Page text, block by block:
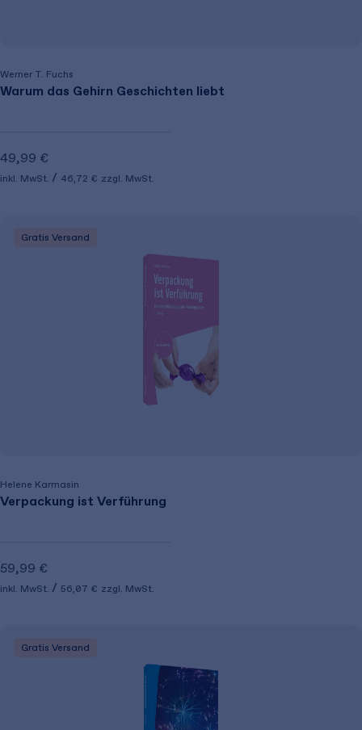
Werner T. Fuchs
Warum das Gehirn Geschichten liebt
49,99 €
inkl. MwSt. 46,72 € zzgl. MwSt.
Gratis Versand
Helene Karmasin
Verpackung ist Verführung
59,99 €
inkl. MwSt. 56,07 € zzgl. MwSt.
Gratis Versand